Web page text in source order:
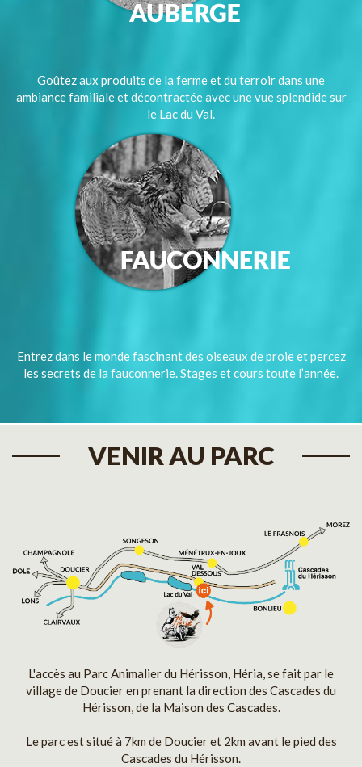
Goûtez aux produits de la ferme et du terroir dans une
ambiance familiale et décontractée avec une vue splendide sur
le Lac du Val.
Entrez dans le monde fascinant des oiseaux de proie et percez
les secrets de la fauconnerie. Stages et cours toute l’année.
VENIR AU PARC
L'accès au Parc Animalier du Hérisson, Héria, se fait par le
village de Doucier en prenant la direction des Cascades du
Hérisson, de la Maison des Cascades.
Le parc est situé à 7km de Doucier et 2km avant le pied des
Cascades du Hérisson.